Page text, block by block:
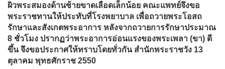
ผิวพระสมองด้านซ้ายขาดเลือดเล็กน้อย คณะแพทย์จึงขอ
พระราชทานให้ประทับที่โรงพยาบาล เพื่อถวายพระโอสถ
รักษาและสังเกตพระอาการ หลังจากถวายการรักษาประมาณ
8 ชั่วโมง ปรากฏว่าพระอาการอ่อนแรงของพระเพลา (ขา) ดี
ขึ้น จึงขอประกาศให้ทราบโดยทั่วกัน สำนักพระราชวัง 13
ตุลาคม พุทธศักราช 2550